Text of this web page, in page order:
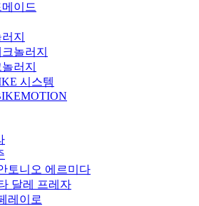
이드
지
놀러지
러지
시스템
토니오 에르미다
달레 프레자
레이로